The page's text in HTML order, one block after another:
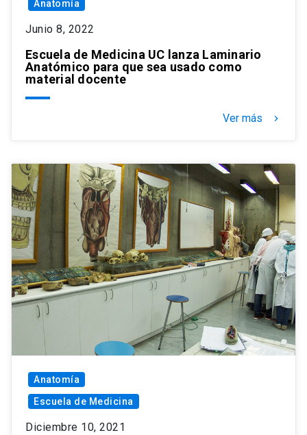
Anatomía
Junio 8, 2022
Escuela de Medicina UC lanza Laminario
Anatómico para que sea usado como
material docente
Ver más keyboard_arrow_right
Anatomía
Escuela de Medicina
Diciembre 10, 2021